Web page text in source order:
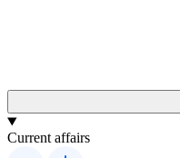
Current affairs